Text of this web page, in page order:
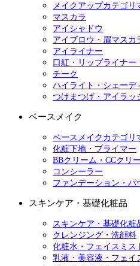
メイクアップカテゴリ
マスカラ
アイシャドウ
アイブロウ・眉マスカ
アイライナー
口紅・リップライナー
チーク
ハイライト・シェーデ
つけまつげ・アイラッ
ベースメイク
ベースメイクカテゴリ
化粧下地・プライマー
BBクリーム・CCクリ
コンシーラー
ファンデーション・パ
スキンケア・基礎化粧品
スキンケア・基礎化粧
クレンジング・洗顔料
化粧水・フェイスミス
乳液・美容液・フェイ